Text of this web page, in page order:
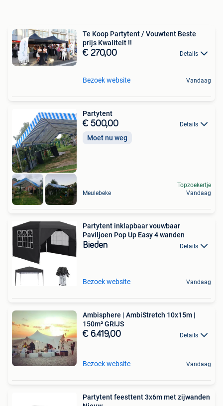
Te Koop Partytent / Vouwtent Beste
prijs Kwaliteit !!
€ 270,00 Details
Bezoek website Vandaag
Partytent
€ 500,00 Details
Moet nu weg
Meulebeke
Topzoekertje
Vandaag
Partytent inklapbaar vouwbaar
Paviljoen Pop Up Easy 4 wanden
Bieden Details
Bezoek website Vandaag
Ambisphere | AmbiStretch 10x15m |
150m² GRIJS
€ 6.419,00 Details
Bezoek website Vandaag
Partytent feesttent 3x6m met zijwanden